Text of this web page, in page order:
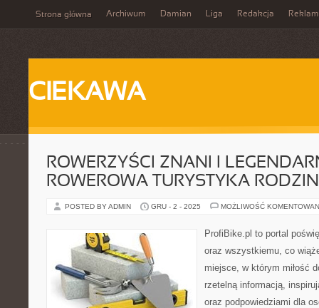
Strona główna Archiwum Damian Liga Redakcja
CIEKAWA
ROWERZYŚCI ZNANI I
ROWEROWA TURYSTYKA
POSTED BY ADMIN GRU - 2 - 2025 MOŻLIWOŚĆ
ProfiBike.pl to portal
oraz wszystkiemu, co
miejsce, w którym miłość
rzetelną informacją,
oraz podpowiedziami dla